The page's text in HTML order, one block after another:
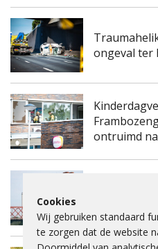
ongeval ter
ontruimd
Cookies
Wij gebruiken standaard
te zorgen dat de website